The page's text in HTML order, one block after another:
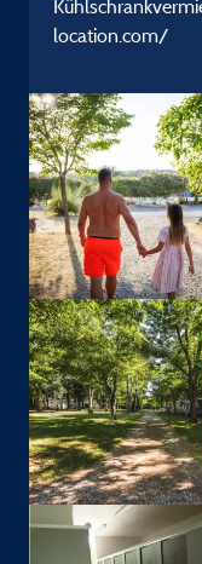
location.com/